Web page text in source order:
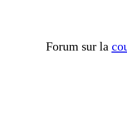
Forum sur la